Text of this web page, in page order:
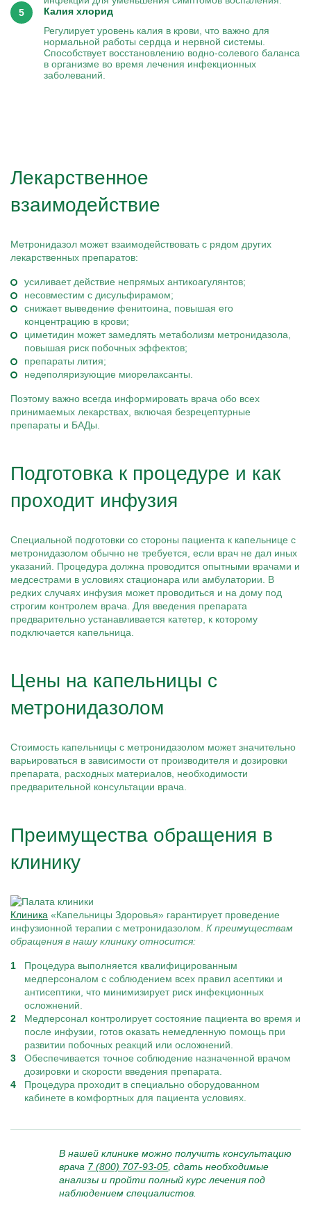
Калия хлорид
Регулирует уровень калия в крови, что важно для
нормальной работы сердца и нервной системы.
Способствует восстановлению водно-солевого баланса
в организме во время лечения инфекционных
заболеваний.
Лекарственное
взаимодействие
Метронидазол может взаимодействовать с рядом других
лекарственных препаратов:
усиливает действие непрямых антикоагулянтов;
несовместим с дисульфирамом;
снижает выведение фенитоина, повышая его
концентрацию в крови;
циметидин может замедлять метаболизм метронидазола,
повышая риск побочных эффектов;
препараты лития;
недеполяризующие миорелаксанты.
Поэтому важно всегда информировать врача обо всех
принимаемых лекарствах, включая безрецептурные
препараты и БАДы.
Подготовка к процедуре и как
проходит инфузия
Специальной подготовки со стороны пациента к капельнице с
метронидазолом обычно не требуется, если врач не дал иных
указаний. Процедура должна проводится опытными врачами и
медсестрами в условиях стационара или амбулатории. В
редких случаях инфузия может проводиться и на дому под
строгим контролем врача. Для введения препарата
предварительно устанавливается катетер, к которому
подключается капельница.
Цены на капельницы с
метронидазолом
Стоимость капельницы с метронидазолом может значительно
варьироваться в зависимости от производителя и дозировки
препарата, расходных материалов, необходимости
предварительной консультации врача.
Преимущества обращения в
клинику
Клиника «Капельницы Здоровья» гарантирует проведение
инфузионной терапии с метронидазолом. К преимуществам
обращения в нашу клинику относится:
Процедура выполняется квалифицированным
медперсоналом с соблюдением всех правил асептики и
антисептики, что минимизирует риск инфекционных
осложнений.
Медперсонал контролирует состояние пациента во время и
после инфузии, готов оказать немедленную помощь при
развитии побочных реакций или осложнений.
Обеспечивается точное соблюдение назначенной врачом
дозировки и скорости введения препарата.
Процедура проходит в специально оборудованном
кабинете в комфортных для пациента условиях.
В нашей клинике можно получить консультацию
врача 7 (800) 707-93-05 , сдать необходимые
анализы и пройти полный курс лечения под
наблюдением специалистов.